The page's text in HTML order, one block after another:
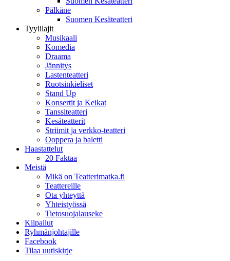
Pälkäne
Suomen Kesäteatteri
Tyylilajit
Musikaali
Komedia
Draama
Jännitys
Lastenteatteri
Ruotsinkieliset
Stand Up
Konsertit ja Keikat
Tanssiteatteri
Kesäteatterit
Striimit ja verkko-teatteri
Ooppera ja baletti
Haastattelut
20 Faktaa
Meistä
Mikä on Teatterimatka.fi
Teattereille
Ota yhteyttä
Yhteistyössä
Tietosuojalauseke
Kilpailut
Ryhmänjohtajille
Facebook
Tilaa uutiskirje